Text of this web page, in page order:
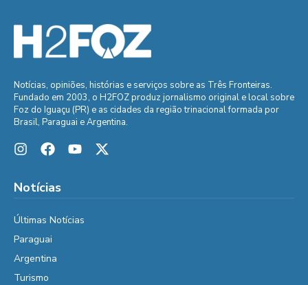
Notícias, opiniões, histórias e serviços sobre as Três Fronteiras.
Fundado em 2003, o H2FOZ produz jornalismo original e local sobre
Foz do Iguaçu (PR) e as cidades da região trinacional formada por
Brasil, Paraguai e Argentina.
Notícias
Últimas Notícias
Paraguai
Argentina
Turismo